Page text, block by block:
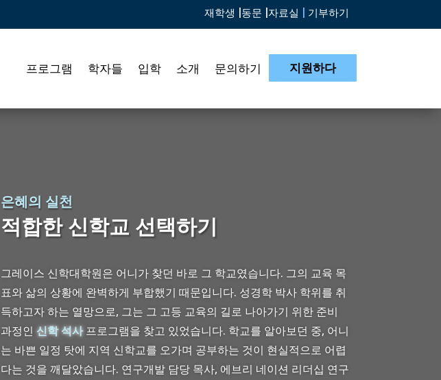
재학생 | 동문 | 자료실 기부하기
프로그램 학자들 입학 소개 문의하기 지원하다
은혜의 실천
적합한 신학교 선택하기
그레이스 신학대학원은 어니가 찾던 바로 그 학교였습니다. 그의 교육 목
표와 삶의 상황에 완벽하게 부합했기 때문입니다. 성경학 박사 학위를 취
득하고자 하는 열망으로, 그는 그 고등 교육의 길로 나아가기 위한 준비
과정인 신학 석사프로그램을 찾고 있었습니다. 학교를 알아보던 중, 어니
는 바쁜 일정 탓에 지역 신학교를 오가며 공부하는 것이 현실적으로 어렵
다는 것을 깨달았습니다. 연구개발 담당 목사, 에브리 네이션 리더십 연구